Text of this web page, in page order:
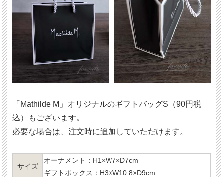
「Mathilde M」オリジナルのギフトバッグS（90円税
込）もございます。
必要な場合は、注文時に追加していただけます。
サイズ
オーナメント：H1×W7×D7cm
ギフトボックス：H3×W10.8×D9cm